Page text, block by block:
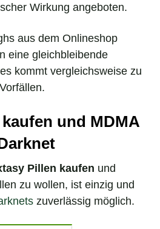
Wirkung angeboten.
aus dem Onlineshop
eine gleichbleibende
kommt vergleichsweise zu
und MDMA
Pillen kaufen und
zu wollen, ist einzig und
zuverlässig möglich.